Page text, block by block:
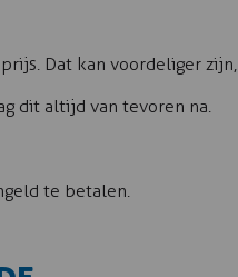
Dat kan voordeliger zijn,
dit altijd van tevoren na.
te betalen.